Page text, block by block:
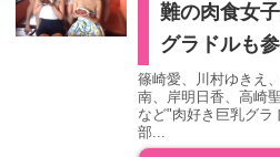
難の肉食女
グラドルも参
篠崎愛、川村ゆきえ
南、岸明日香、高崎
など"肉好き巨乳グラ
部...